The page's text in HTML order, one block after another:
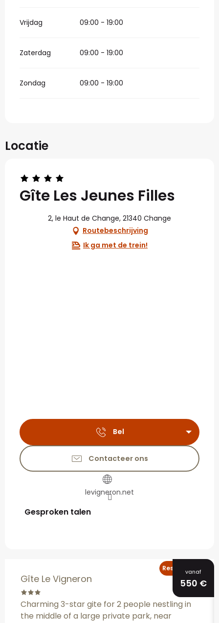
Vrijdag 09:00 - 19:00
Zaterdag 09:00 - 19:00
Zondag 09:00 - 19:00
Locatie
Gîte Les Jeunes Filles
2, le Haut de Change, 21340 Change
Routebeschrijving
Ik ga met de trein!
Bel
Contacteer ons
levigneron.net
Gesproken talen
Gesproken talen
vanaf
550 €
Gîte Le Vigneron
Charming 3-star gite for 2 people nestling in
the middle of a large private park, near
Reserveerbaar